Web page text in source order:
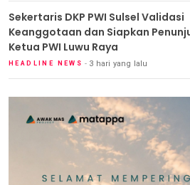
Sekertaris DKP PWI Sulsel Validasi
Keanggotaan dan Siapkan
Ketua PWI Luwu Raya
HEADLINE NEWS 3 hari yang lalu